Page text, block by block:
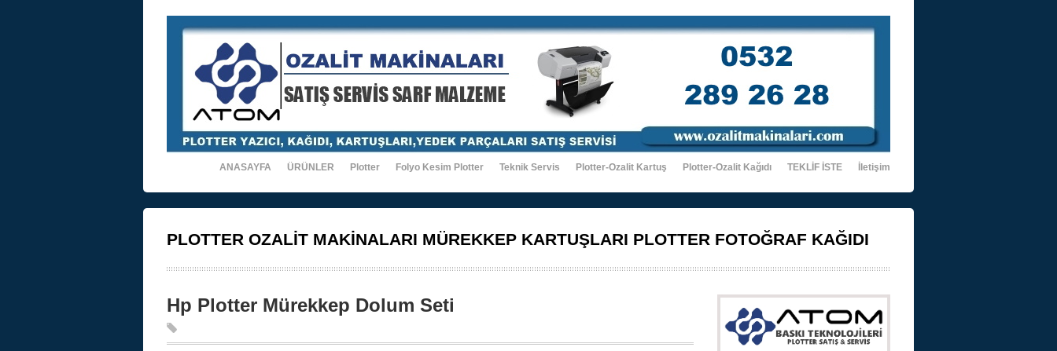
ANASAYFA ÜRÜNLER Plotter Folyo Kesim Plotter Teknik Servis Plotter-Ozalit Kartuş Plotter-Ozalit Kağıdı TEKLİF İSTE İletişim
PLOTTER OZALİT MAKİNALARI MÜREKKEP KARTUŞLARI PLOTTER FOTOĞRAF KAĞIDI
Hp Plotter Mürekkep Dolum Seti